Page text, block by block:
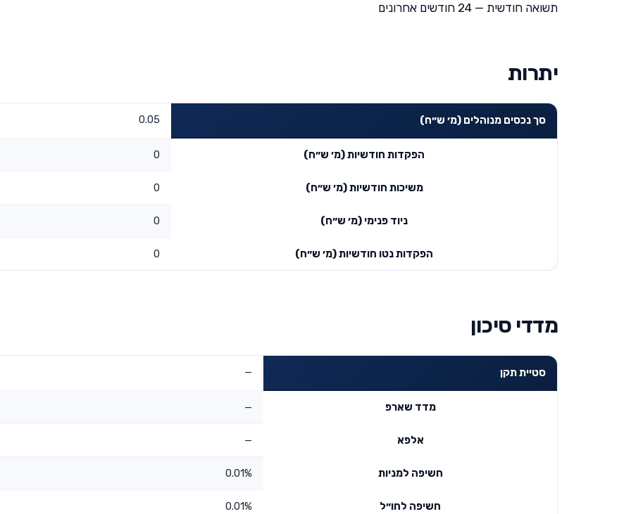
תשואה חודשית — 24 חודשים אחרונים
יתרות
סך נכסים מנוהלים (מ׳ ש״ח) 0.05
הפקדות חודשיות (מ׳ ש״ח) 0
משיכות חודשיות (מ׳ ש״ח) 0
ניוד פנימי (מ׳ ש״ח) 0
הפקדות נטו חודשיות (מ׳ ש״ח) 0
מדדי סיכון
סטיית תקן —
מדד שארפ —
אלפא —
חשיפה למניות 0.01%
חשיפה לחו״ל 0.01%